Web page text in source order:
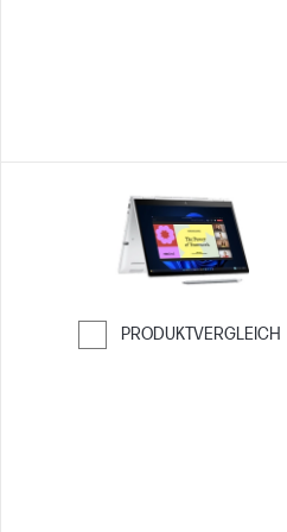
PRODUKTVERGLEICH
Weiter zum